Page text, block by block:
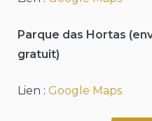
Parque das Hortas
gratuit)
Lien : Google Maps